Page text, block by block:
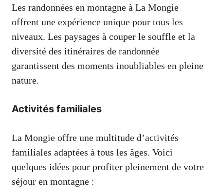
Les randonnées en montagne à La Mongie
offrent une expérience unique pour tous les
niveaux. Les paysages à couper le souffle et la
diversité des itinéraires de randonnée
garantissent des moments inoubliables en pleine
nature.
Activités familiales
La Mongie offre une multitude d’activités
familiales adaptées à tous les âges. Voici
quelques idées pour profiter pleinement de votre
séjour en montagne :